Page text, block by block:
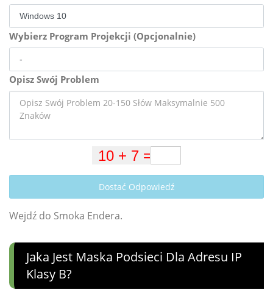
Wybierz Program Projekcji (Opcjonalnie)
Opisz Swój Problem
Dostać Odpowiedź
Wejdź do Smoka Endera.
Jaka Jest Maska ​​podsieci Dla Adresu IP
Klasy B?